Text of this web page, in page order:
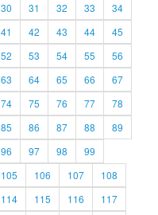
30 31 32 33
34
41 42 43 44
45
52 53 54 55
56
63 64 65 66
67
74 75 76 77
78
85 86 87 88
89
96 97 98
99
105 106 107
108
114 115 116
117